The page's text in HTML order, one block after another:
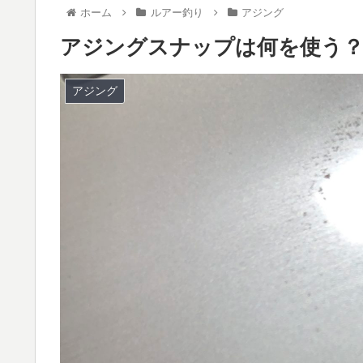
ホーム ルアー釣り アジング
アジングスナップは何を使う
アジング